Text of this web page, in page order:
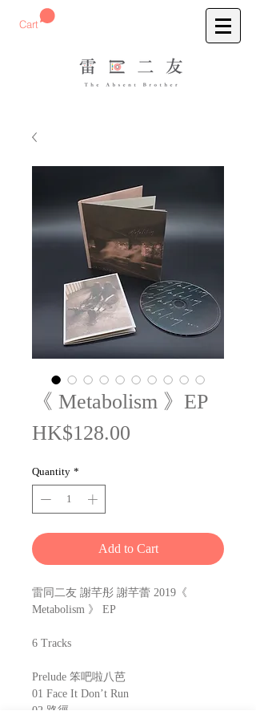
Cart
《 Metabolism 》EP
HK$128.00
Quantity *
Add to Cart
雷同二友 謝芊彤 謝芊蕾 2019《
Metabolism 》 EP
6 Tracks
Prelude 笨吧啦八芭
01 Face It Don’t Run
02 路徑